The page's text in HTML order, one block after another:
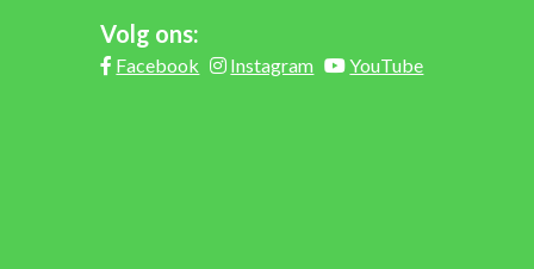
Volg ons:
Facebook Instagram YouTube